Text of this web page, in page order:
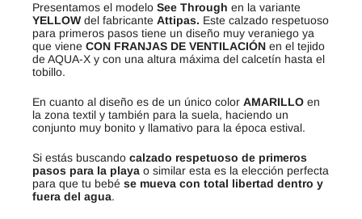
Presentamos el modelo See Through en la variante
YELLOW del fabricante Attipas. Este calzado respetuoso
para primeros pasos tiene un diseño muy veraniego ya
que viene CON FRANJAS DE VENTILACIÓN en el tejido
de AQUA-X y con una altura máxima del calcetín hasta el
tobillo.
En cuanto al diseño es de un único color AMARILLO en
la zona textil y también para la suela, haciendo un
conjunto muy bonito y llamativo para la época estival.
Si estás buscando calzado respetuoso de primeros
pasos para la playa o similar esta es la elección perfecta
para que tu bebé se mueva con total libertad dentro y
fuera del agua.